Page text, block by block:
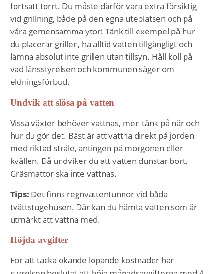
fortsatt torrt. Du måste därför vara extra försiktig
vid grillning, både på den egna uteplatsen och på
våra gemensamma ytor! Tänk till exempel på hur
du placerar grillen, ha alltid vatten tillgängligt och
lämna absolut inte grillen utan tillsyn. Håll koll på
vad länsstyrelsen och kommunen säger om
eldningsförbud.
Undvik att slösa på vatten
Vissa växter behöver vattnas, men tänk på när och
hur du gör det. Bäst är att vattna direkt på jorden
med riktad stråle, antingen på morgonen eller
kvällen. Då undviker du att vatten dunstar bort.
Gräsmattor ska inte vattnas.
Tips: Det finns regnvattentunnor vid båda
tvättstugehusen. Där kan du hämta vatten som är
utmärkt att vattna med.
Höjda avgifter
För att täcka ökande löpande kostnader har